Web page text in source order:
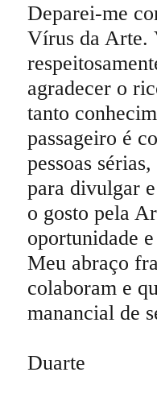
Deparei-me
Vírus da Arte.
agradecer o
tanto
passageiro é
pessoas
para divulgar
o gosto pela
oportunidade
Meu abraço
colaboram e
manancial de
Duarte